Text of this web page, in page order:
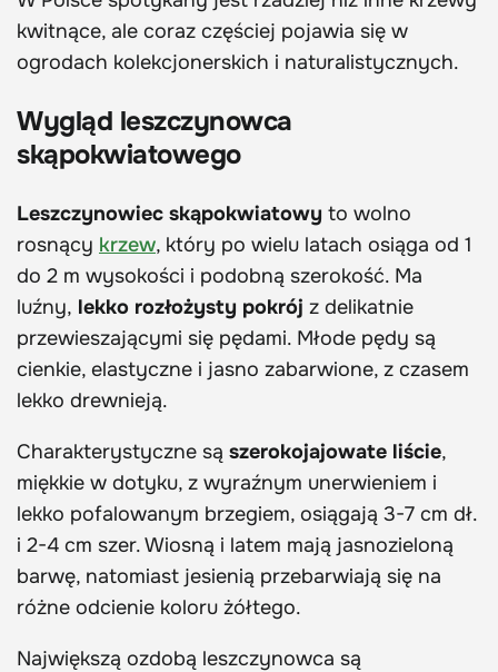
kwitnące, ale coraz częściej pojawia się w
ogrodach kolekcjonerskich i naturalistycznych.
Wygląd leszczynowca
skąpokwiatowego
Leszczynowiec skąpokwiatowy to wolno
rosnący krzew, który po wielu latach osiąga od 1
do 2 m wysokości i podobną szerokość. Ma
luźny, lekko rozłożysty pokrój z delikatnie
przewieszającymi się pędami. Młode pędy są
cienkie, elastyczne i jasno zabarwione, z czasem
lekko drewnieją.
Charakterystyczne są szerokojajowate liście,
miękkie w dotyku, z wyraźnym unerwieniem i
lekko pofalowanym brzegiem, osiągają 3-7 cm dł.
i 2-4 cm szer. Wiosną i latem mają jasnozieloną
barwę, natomiast jesienią przebarwiają się na
różne odcienie koloru żółtego.
Największą ozdobą leszczynowca są